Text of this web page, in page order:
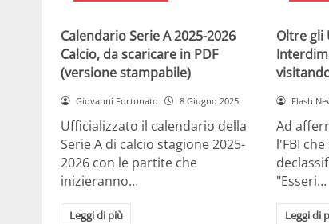
Calendario Serie A 2025-2026
Calcio, da scaricare in PDF
(versione stampabile)
Giovanni Fortunato 8 Giugno 2025
Ufficializzato il calendario della
Serie A di calcio stagione 2025-
2026 con le partite che
inizieranno…
Leggi di più
Oltre gli
Flash
Ad
l'FBI
"Esseri…
Leggi di